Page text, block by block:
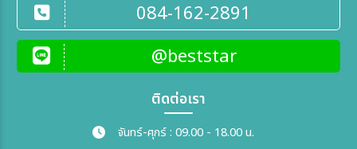
084-162-2891
@beststar
ติดต่อเรา
จันทร์-ศุกร์ : 09.00 - 18.00 น.